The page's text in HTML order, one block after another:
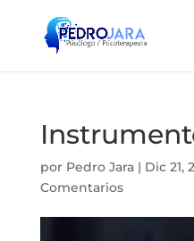
por Pedro Jara| Dic 21,
Comentarios